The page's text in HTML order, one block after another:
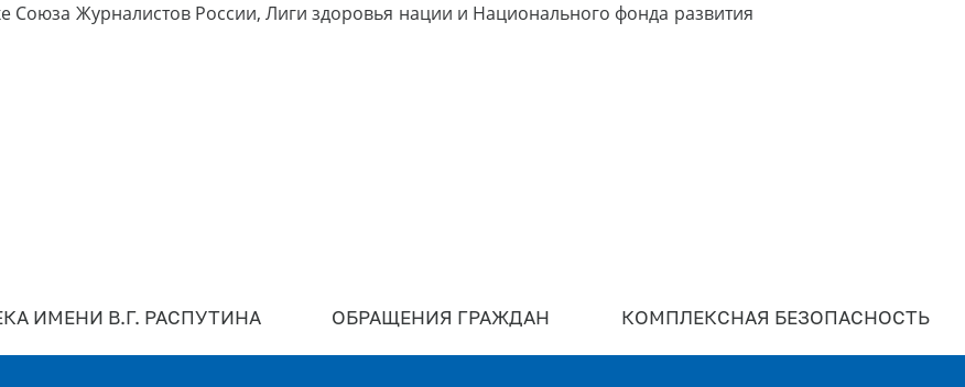
Союза Журналистов России, Лиги здоровья нации и Национального фонда развития
ИМЕНИ В.Г. РАСПУТИНА ОБРАЩЕНИЯ ГРАЖДАН КОМПЛЕКСНАЯ БЕЗОПАСНОСТЬ